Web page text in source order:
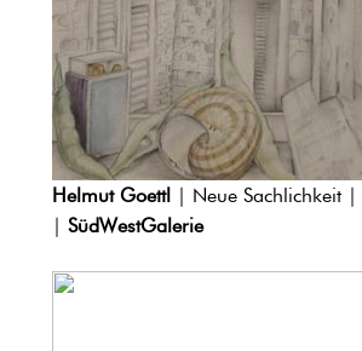
Helmut Goettl | Neue Sachlichkeit |
| SüdWestGalerie